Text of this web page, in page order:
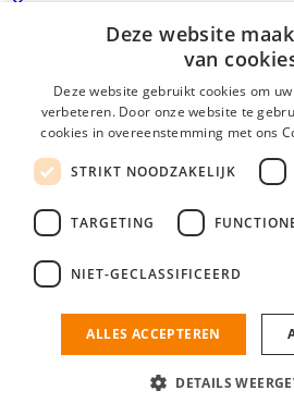
E-mail*
Wachtwoord
login gegevens onthouden
login
Bedrijf aanmelden
nieuwe collega/werknemer zo gevonden!
Deze website
van
Deze website gebruikt cookies om
verbeteren. Door onze website te
cookies in overeenstemming met ons
STRIKT NOODZAKELIJK
TARGETING
NIET-GECLASSIFICEERD
ALLES ACCEPTEREN
DETAILS